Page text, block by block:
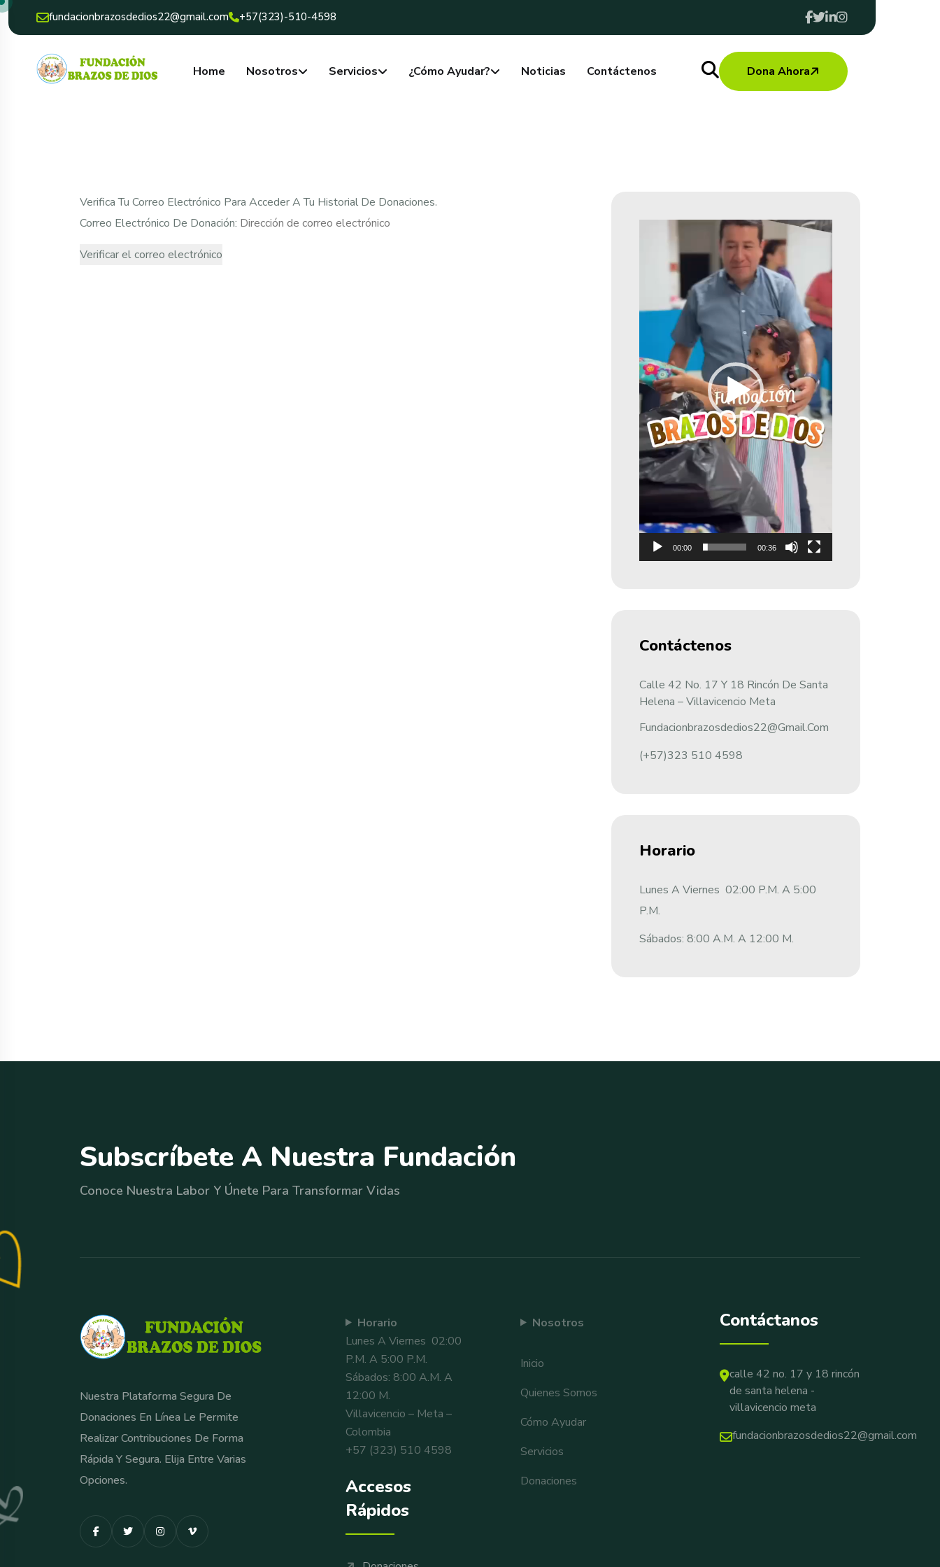
fundacionbrazosdedios22@gmail.com +57(323)-510-4598
Home Nosotros Servicios ¿Cómo Ayudar? Noticias Contáctenos Dona Ahora
Verifica Tu Correo Electrónico Para Acceder A Tu Historial De Donaciones.
Correo Electrónico De Donación:
00:00 00:36
Contáctenos
Calle 42 No. 17 Y 18 Rincón De Santa
Helena – Villavicencio Meta
Fundacionbrazosdedios22@gmail.com
(+57)323 510 4598
Horario
Lunes A Viernes 02:00 P.m. A 5:00
P.m.
Sábados: 8:00 A.m. A 12:00 M.
Subscríbete A Nuestra Fundación
Conoce Nuestra Labor Y Únete Para Transformar Vidas
Nuestra Plataforma Segura De
Donaciones En Línea Le Permite
Realizar Contribuciones De Forma
Rápida Y Segura. Elija Entre Varias
Opciones.
Horario
Lunes A Viernes 02:00
P.m. A 5:00 P.m.
Sábados: 8:00 A.m. A
12:00 M.
Villavicencio – Meta –
Colombia
+57 (323) 510 4598
Accesos
Rápidos
Nosotros
Inicio
Quienes Somos
Cómo Ayudar
Servicios
Donaciones
Contáctanos
calle 42 no. 17 y 18 rincón
de santa helena -
villavicencio meta
fundacionbrazosdedios22@gmail.com